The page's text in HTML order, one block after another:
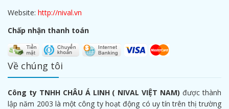
Website: http://nival.vn
Chấp nhận thanh toán
Về chúng tôi
Công ty TNHH CHÂU Á LINH ( NIVAL VIỆT NAM) được thành
lập năm 2003 là một công ty hoạt động có uy tín trên thị trường